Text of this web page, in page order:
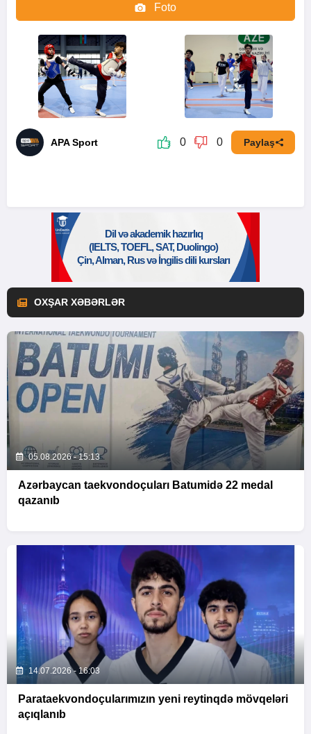
Foto
APA Sport 0 0 Paylaş
OXŞAR XƏBƏRLƏR
05.08.2026 - 15:13
Azərbaycan taekvondoçuları Batumidə 22 medal
qazanıb
14.07.2026 - 16:03
Parataekvondoçularımızın yeni reytinqdə mövqeləri
açıqlanıb